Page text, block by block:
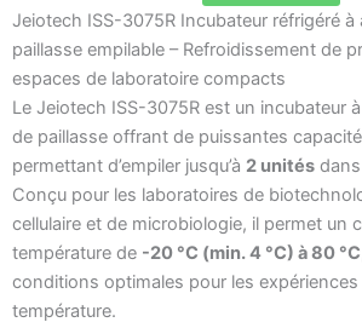
Jeiotech ISS-3075R Incubateur réfrigéré
paillasse empilable – Refroidissement de
espaces de laboratoire compacts
Le Jeiotech ISS-3075R est un incubateur
de paillasse offrant de puissantes
permettant d’empiler jusqu’à 2 unités
Conçu pour les laboratoires de
cellulaire et de microbiologie, il permet un
température de -20 °C (min. 4 °C) à 80 °C
conditions optimales pour les
température.